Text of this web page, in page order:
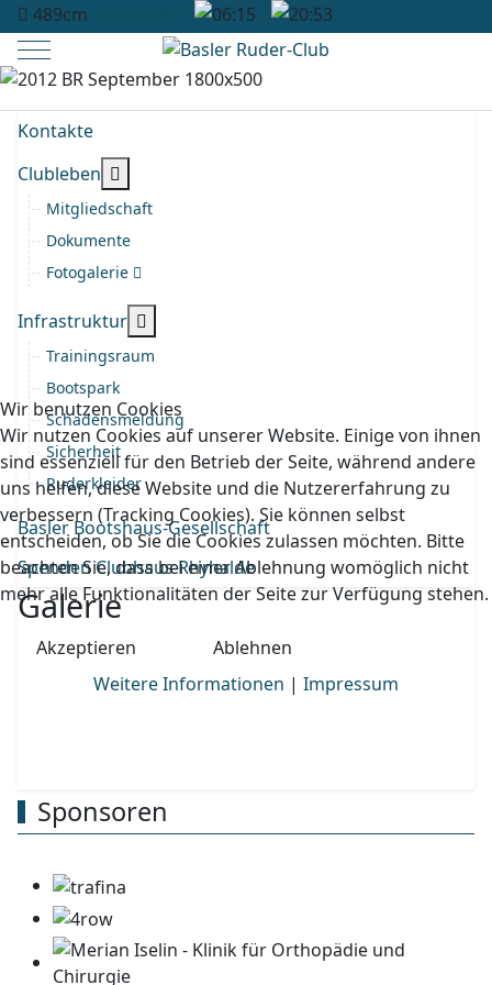
489cm 06:15
20:53
Mobile Menu Toggle
Kontakte
Clubleben
Mitgliedschaft
Dokumente
Fotogalerie
Infrastruktur
Trainingsraum
Bootspark
Schadensmeldung
Sicherheit
Ruderkleider
Basler Bootshaus-Gesellschaft
Spenden Clubhaus Rhyhalde
Galerie
Sponsoren
Wir benutzen Cookies
Wir nutzen Cookies auf unserer Website. Einige von ihnen
sind essenziell für den Betrieb der Seite, während andere
uns helfen, diese Website und die Nutzererfahrung zu
verbessern (Tracking Cookies). Sie können selbst
entscheiden, ob Sie die Cookies zulassen möchten. Bitte
beachten Sie, dass bei einer Ablehnung womöglich nicht
mehr alle Funktionalitäten der Seite zur Verfügung stehen.
Akzeptieren
Ablehnen
Weitere Informationen | Impressum